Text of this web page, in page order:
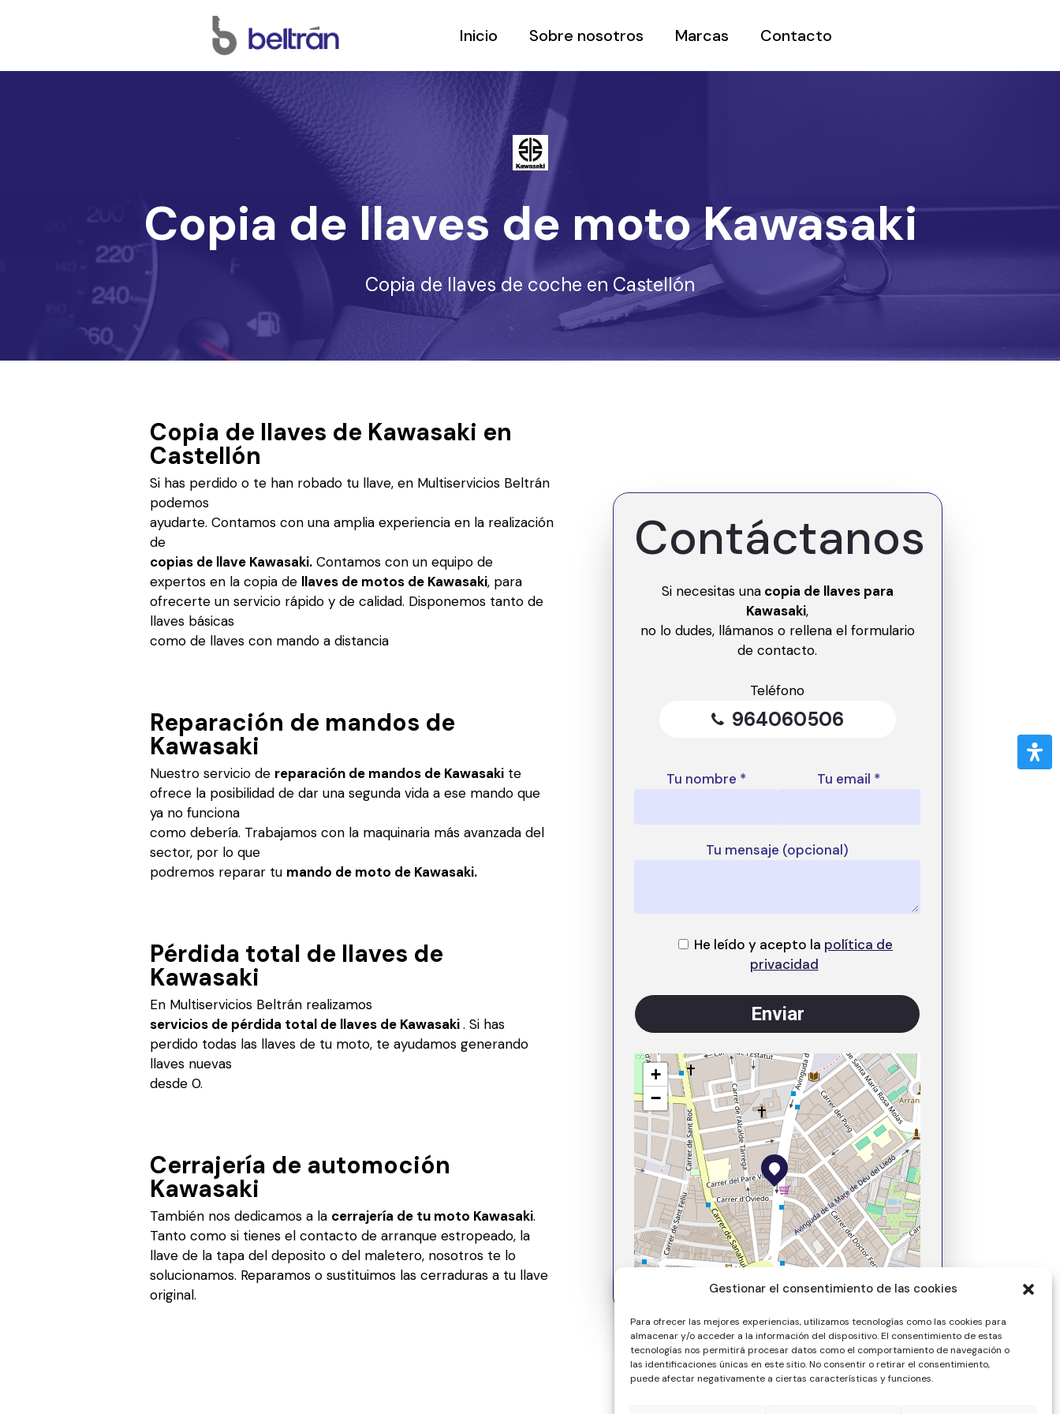
Gestionar el consentimiento de las cookies
Para ofrecer las mejores experiencias, utilizamos tecnologías como las cookies para
almacenar y/o acceder a la información del dispositivo. El consentimiento de estas
tecnologías nos permitirá procesar datos como el comportamiento de navegación o
las identificaciones únicas en este sitio. No consentir o retirar el consentimiento,
puede afectar negativamente a ciertas características y funciones.
content
Inicio Sobre nosotros Marcas Contacto
Copia de llaves de moto Kawasaki
Copia de llaves de coche en Castellón
Copia de llaves de Kawasaki en
Castellón
Si has perdido o te han robado tu llave, en Multiservicios Beltrán
podemos
ayudarte. Contamos con una amplia experiencia en la realización
de
copias de llave Kawasaki.Contamos con un equipo de
expertos en la copia de llaves de motos de Kawasaki, para
ofrecerte un servicio rápido y de calidad. Disponemos tanto de
llaves básicas
como de llaves con mando a distancia
Reparación de mandos de
Kawasaki
Nuestro servicio de reparación de mandos de Kawasakite
ofrece la posibilidad de dar una segunda vida a ese mando que
ya no funciona
como debería. Trabajamos con la maquinaria más avanzada del
sector, por lo que
podremos reparar tu mando de moto de Kawasaki.
Pérdida total de llaves de
Kawasaki
En Multiservicios Beltrán realizamos
servicios de pérdida total de llaves de Kawasaki. Si has
perdido todas las llaves de tu moto, te ayudamos generando
llaves nuevas
desde 0.
Cerrajería de automoción
Kawasaki
También nos dedicamos a la cerrajería de tu moto Kawasaki.
Tanto como si tienes el contacto de arranque estropeado, la
llave de la tapa del deposito o del maletero, nosotros te lo
solucionamos. Reparamos o sustituimos las cerraduras a tu llave
original.
Contáctanos
Si necesitas unacopia de llaves para
Kawasaki,
no lo dudes, llámanos o rellena el formulario
de contacto.
Teléfono
964060506
Tu nombre * Tu email *
Tu mensaje (opcional)
He leído y acepto la política de
privacidad
+
−
Leaflet| ©OpenStreetMapcontributors